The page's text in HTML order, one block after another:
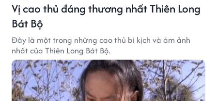
Vị cao thủ đáng thương nhất Thiên Long
Bát Bộ
Đây là một trong những cao thủ bi kịch và ám ảnh
nhất của Thiên Long Bát Bộ.